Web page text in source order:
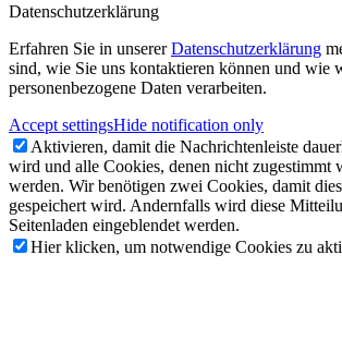
Datenschutzerklärung
Erfahren Sie in unsererDatenschutzerklärung
sind, wie Sie uns kontaktieren können und wie
personenbezogene Daten verarbeiten.
Accept settingsHide notification only
Aktivieren, damit die Nachrichtenleiste
wird und alle Cookies, denen nicht zugestimmt
werden. Wir benötigen zwei Cookies, damit
gespeichert wird. Andernfalls wird diese
Seitenladen eingeblendet werden.
Hier klicken, um notwendige Cookies zu